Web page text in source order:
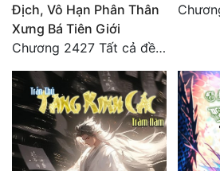
Cơ Trí
Sát Phạt Quyết Đoán
Vô Sỉ
Điềm Đạm
Địch, Vô Hạn Phân Thân
Xưng Bá Tiên Giới
Chương 2427 Tất cả đều nhờ nỗ lực! Mời Đế vào Thiên!